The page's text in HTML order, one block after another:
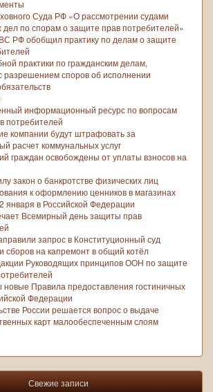
Суда РФ «О рассмотрении судами
дел по спорам о защите прав потребителей»
РФ обобщил практику по делам о защите
практики по гражданским делам,
разрешением споров об исполнении
информационный ресурс по вопросам
потребителей
компании будут штрафовать за
расчет коммунальных услуг
граждан освобождены от уплаты взносов на
закон о банкротстве физических лиц
к оформлению ценников в магазинах
января в Российской Федерации
Всемирный день защиты прав
запрос в Конституционный суд
сборов на капремонт в общий котёл
Руководящих принципов ООН по защите
Правила предоставления гостиничных
Федерации
России решается вопрос о выдаче
карт малообеспеченным слоям
Свежие записи